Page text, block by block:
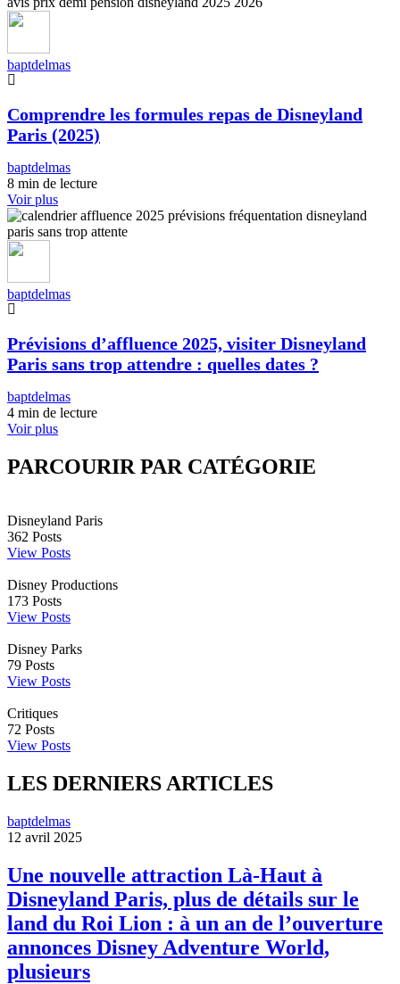
baptdelmas
Comprendre les formules repas de Disneyland
Paris (2025)
baptdelmas
8 min de lecture
Voir plus
baptdelmas
Prévisions d’affluence 2025, visiter Disneyland
Paris sans trop attendre : quelles dates ?
baptdelmas
4 min de lecture
Voir plus
PARCOURIR PAR CATÉGORIE
Disneyland Paris
362 Posts
View Posts
Disney Productions
173 Posts
View Posts
Disney Parks
79 Posts
View Posts
Critiques
72 Posts
View Posts
LES DERNIERS ARTICLES
baptdelmas
12 avril 2025
Une nouvelle attraction Là-Haut à
Disneyland Paris, plus de détails sur le
land du Roi Lion : à un an de l’ouverture
annonces Disney Adventure World,
plusieurs